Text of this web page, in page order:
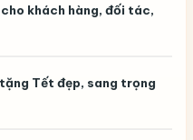
khách hàng, đối tác,
Tết đẹp, sang trọng